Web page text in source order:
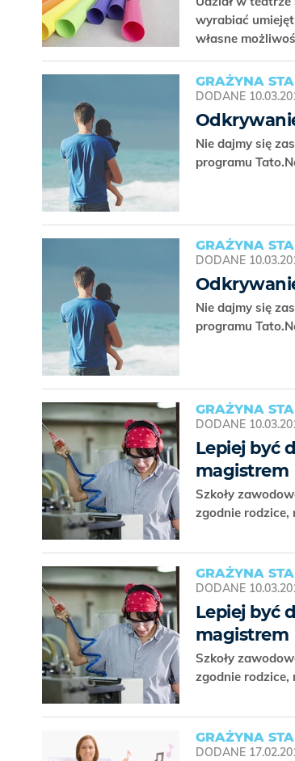
wyrabiać
własne
GRAŻYNA
DODANE
Nie dajmy się
programu
GRAŻYNA
DODANE
Nie dajmy się
programu
GRAŻYNA
DODANE
Lepiej być
magistrem
Szkoły
zgodnie rodzice,
GRAŻYNA
DODANE
Lepiej być
magistrem
Szkoły
zgodnie rodzice,
GRAŻYNA
DODANE